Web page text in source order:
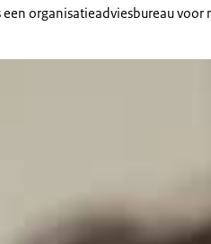
een organisatieadviesbureau
in gesprek met 2 jongeren voor